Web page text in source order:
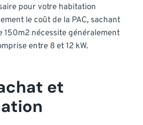
pour votre habitation
le coût de la PAC, sachant
150m2 nécessite généralement
entre 8 et 12 kW.
et